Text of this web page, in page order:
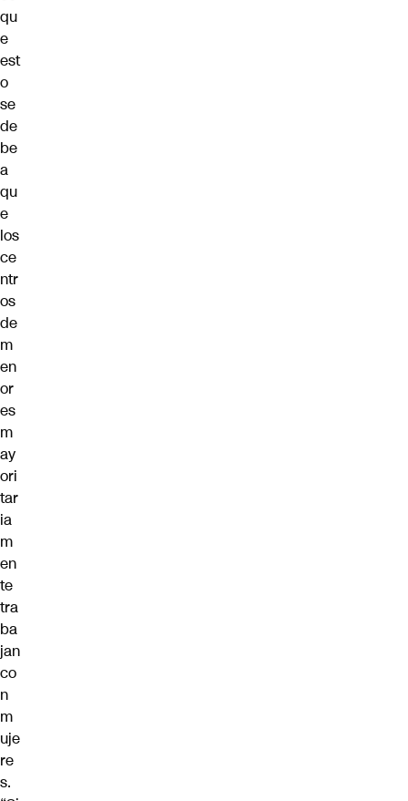
qu
e
est
o
se
de
be
a
qu
e
los
ce
ntr
os
de
m
en
or
es
m
ay
ori
tar
ia
m
en
te
tra
ba
jan
co
n
m
uje
re
s.